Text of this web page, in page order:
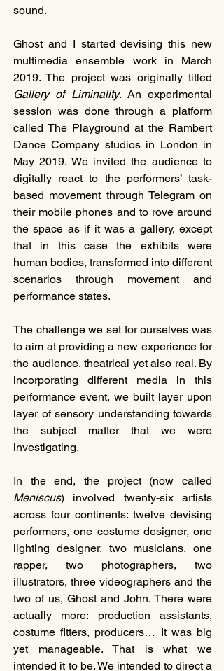
sound.
Ghost and I started devising this new
multimedia ensemble work in March
Gallery of Liminality. An experimental
session was done through a platform
called The Playground at the Rambert
Dance Company studios in London in
May 2019. We invited the audience to
digitally react to the performers’ task-
based movement through Telegram on
their mobile phones and to rove around
the space as if it was a gallery, except
that in this case the exhibits were
human bodies, transformed into different
scenarios through movement and
performance states.
The challenge we set for ourselves was
to aim at providing a new experience for
the audience, theatrical yet also real. By
incorporating different media in this
performance event, we built layer upon
layer of sensory understanding towards
the subject matter that we were
investigating.
Meniscus) involved twenty-six artists
across four continents: twelve devising
performers, one costume designer, one
lighting designer, two musicians, one
rapper, two photographers, two
illustrators, three videographers and the
two of us, Ghost and John. There were
actually more: production assistants,
costume fitters, producers… It was big
yet manageable. That is what we
intended it to be. We intended to direct a